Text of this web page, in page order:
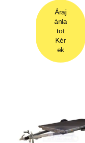
Áraj
ánla
tot
Kér
ek